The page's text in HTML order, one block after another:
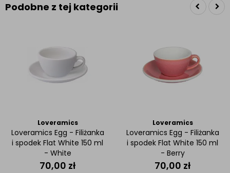
Podobne z tej kategorii
Loveramics
Loveramics Egg - Filiżanka
i spodek Flat White 150 ml
- White
70,00 zł
Loveramics
Loveramics Egg - Filiżanka
i spodek Flat White 150 ml
- Berry
70,00 zł